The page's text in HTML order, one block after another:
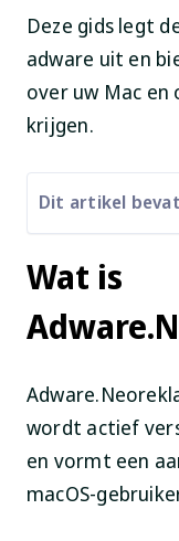
Deze gids legt
adware uit en
over uw Mac
krijgen.
Dit artikel
Wat is
wordt actief
en vormt een
macOS-